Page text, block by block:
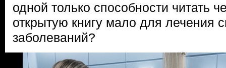
одной только способности читать
открытую книгу мало для лечения
заболеваний?